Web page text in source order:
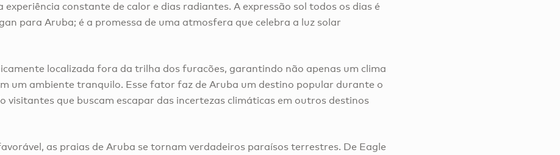
experiência constante de calor e dias radiantes. A expressão sol todos os dias é
para Aruba; é a promessa de uma atmosfera que celebra a luz solar
localizada fora da trilha dos furacões, garantindo não apenas um clima
um ambiente tranquilo. Esse fator faz de Aruba um destino popular durante o
visitantes que buscam escapar das incertezas climáticas em outros destinos
as praias de Aruba se tornam verdadeiros paraísos terrestres. De Eagle